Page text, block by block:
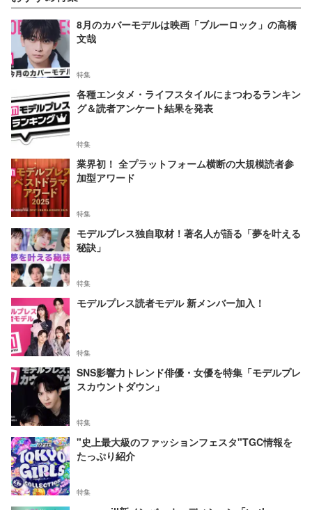
8月のカバーモデルは映画「ブルーロック」の高橋
文哉
特集
各種エンタメ・ライフスタイルにまつわるランキン
グ＆読者アンケート結果を発表
特集
業界初！ 全プラットフォーム横断の大規模読者参
加型アワード
特集
モデルプレス独自取材！著名人が語る「夢を叶える
秘訣」
特集
モデルプレス読者モデル 新メンバー加入！
特集
SNS影響力トレンド俳優・女優を特集「モデルプレ
スカウントダウン」
特集
"史上最大級のファッションフェスタ"TGC情報を
たっぷり紹介
特集